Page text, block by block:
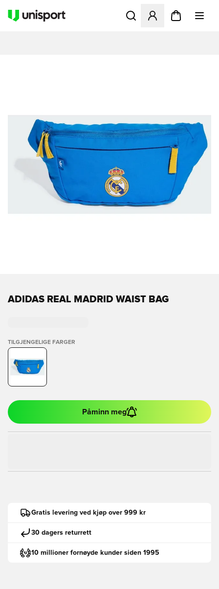
Åpner en Modal for å
ADIDAS REAL MADRID WAIST BAG
TILGJENGELIGE FARGER
Påminn meg
Gratis levering ved kjøp over 999 kr
30 dagers returrett
10 millioner fornøyde kunder siden 1995